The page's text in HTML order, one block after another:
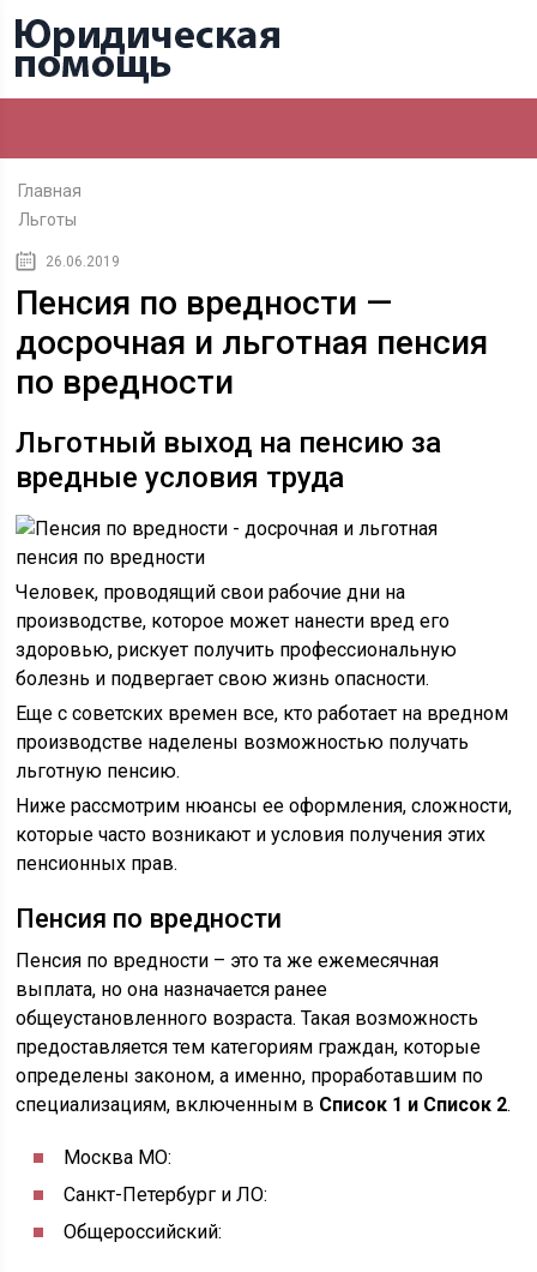
Главная
Льготы
26.06.2019
Пенсия по вредности —
досрочная и льготная пенсия
по вредности
Льготный выход на пенсию за
вредные условия труда
Человек, проводящий свои рабочие дни на
производстве, которое может нанести вред его
здоровью, рискует получить профессиональную
болезнь и подвергает свою жизнь опасности.
Еще с советских времен все, кто работает на вредном
производстве наделены возможностью получать
льготную пенсию.
Ниже рассмотрим нюансы ее оформления, сложности,
которые часто возникают и условия получения этих
пенсионных прав.
Пенсия по вредности
Пенсия по вредности – это та же ежемесячная
выплата, но она назначается ранее
общеустановленного возраста. Такая возможность
предоставляется тем категориям граждан, которые
определены законом, а именно, проработавшим по
специализациям, включенным в Список 1 и Список 2.
Москва МО:
Санкт-Петербург и ЛО:
Общероссийский: